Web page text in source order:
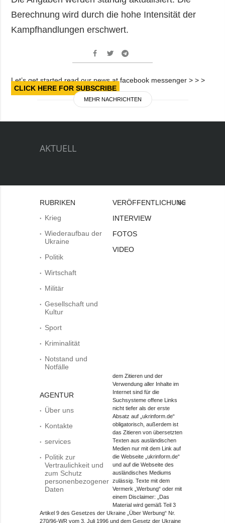
Berechnung wird durch die hohe Intensität der
Kampfhandlungen erschwert.
Let’s get started read our news at facebook messenger > > >
CLICK HERE FOR SUBSCRIBE
MEHR NACHRICHTEN
AKTUELL
RUBRIKEN
Krieg
Wiederaufbau der
Ukraine
Politik
Wirtschaft
Militär
Gesellschaft und
Kultur
Sport
Kriminalität
Notstand und
Notfälle
AGENTUR
Über uns
Kontakte
services
Politik zur
Vertraulichkeit und
zum Schutz
personenbezogener
Daten
VERÖFFENTLICHUNGEN
INTERVIEW
FOTOS
VIDEO
Bei
dem Zitieren und der
Verwendung aller Inhalte im
Internet sind für die
Suchsysteme offene Links
nicht tiefer als der erste
Absatz auf „ukrinform.de“
obligatorisch, außerdem ist
das Zitieren von übersetzten
Texten aus ausländischen
Medien nur mit dem Link auf
die Webseite „ukrinform.de“
und auf die Webseite des
ausländisches Mediums
zulässig. Texte mit dem
Vermerk „Werbung“ oder mit
einem Disclaimer: „Das
Material wird gemäß Teil 3
Artikel 9 des Gesetzes der Ukraine „Über Werbung“ Nr.
270/96-WR vom 3. Juli 1996 und dem Gesetz der Ukraine